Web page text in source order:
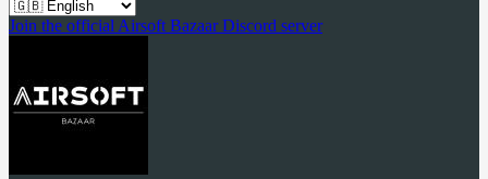
Join the official Airsoft Bazaar Discord server